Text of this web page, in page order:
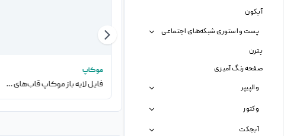
آیکون
پست و استوری شبکه‌های اجتماعی
پترن
صفحه رنگ آمیزی
والپیپر
وکتور
آبجکت
سایر موکاپ ها موکاپ
فایل لایه باز موکاپ قاب‌های دیواری به همراه صندلی